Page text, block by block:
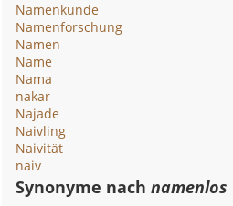
Namenkunde
Namenforschung
Namen
Name
Nama
nakar
Najade
Naivling
Naivität
naiv
Synonyme nachnamenlos